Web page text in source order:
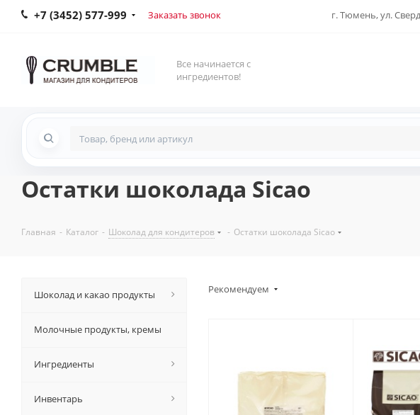
+7 (3452) 577-999 Заказать звонок г. Тюмень, ул.
Все начинается с
ингредиентов!
Остатки шоколада Sicao
Главная - Каталог - Шоколад для кондитеров - Остатки шоколада Sicao
Рекомендуем
Шоколад и какао продукты
Молочные продукты, кремы
Ингредиенты
Инвентарь